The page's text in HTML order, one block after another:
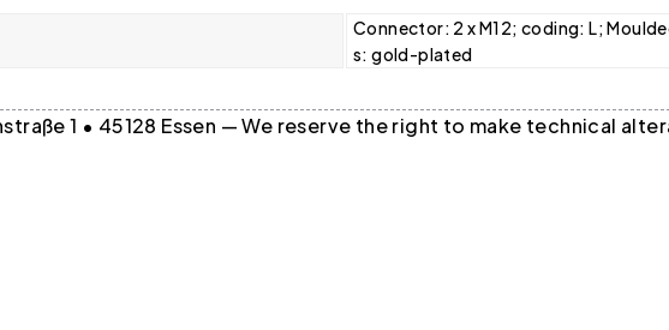
Connector: 2 x M12; coding: L;
s: gold-plated
1 • 45128 Essen — We reserve the right to make technical